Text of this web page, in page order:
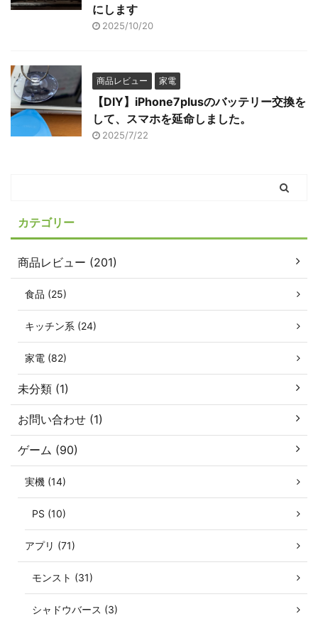
にします
2025/10/20
商品レビュー 家電
【DIY】iPhone7plusのバッテリー交換を
して、スマホを延命しました。
2025/7/22
カテゴリー
商品レビュー (201)
食品 (25)
キッチン系 (24)
家電 (82)
未分類 (1)
お問い合わせ (1)
ゲーム (90)
実機 (14)
PS (10)
アプリ (71)
モンスト (31)
シャドウバース (3)